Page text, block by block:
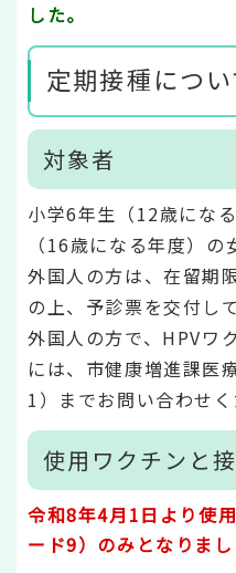
した。
定期接種につい
対象者
小学6年生（12歳にな
（16歳になる年度）の
外国人の方は、在留期
の上、予診票を交付し
外国人の方で、HPVワ
には、市健康増進課医
1）までお問い合わせく
使用ワクチンと
令和8年4月1日より使
ード9）のみとなりまし